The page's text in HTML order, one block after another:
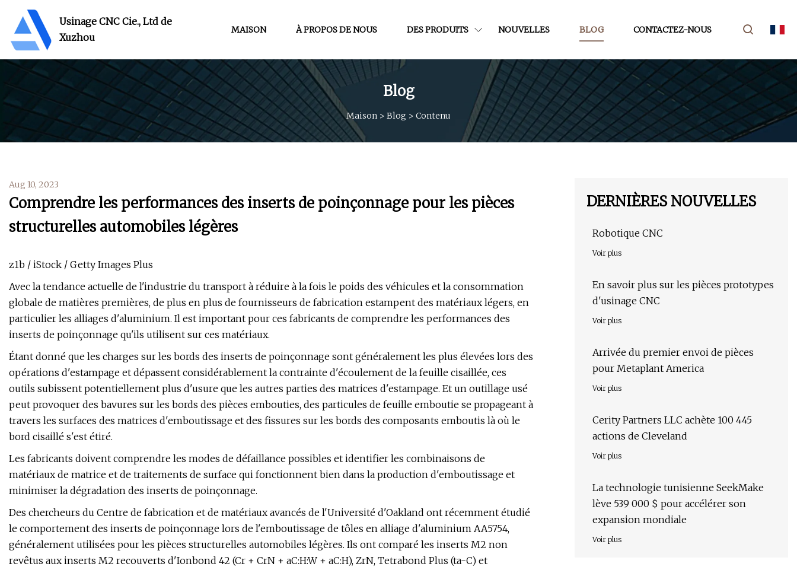
Usinage CNC Cie., Ltd de
Xuzhou
MAISON À PROPOS DE NOUS DES PRODUITS NOUVELLES BLOG CONTACTEZ-NOUS
Blog
Maison > Blog > Contenu
Aug 10, 2023
Comprendre les performances des inserts de poinçonnage pour les pièces
structurelles automobiles légères
z1b / iStock / Getty Images Plus
Avec la tendance actuelle de l'industrie du transport à réduire à la fois le poids des véhicules et la consommation
globale de matières premières, de plus en plus de fournisseurs de fabrication estampent des matériaux légers, en
particulier les alliages d'aluminium. Il est important pour ces fabricants de comprendre les performances des
inserts de poinçonnage qu'ils utilisent sur ces matériaux.
Étant donné que les charges sur les bords des inserts de poinçonnage sont généralement les plus élevées lors des
opérations d'estampage et dépassent considérablement la contrainte d'écoulement de la feuille cisaillée, ces
outils subissent potentiellement plus d'usure que les autres parties des matrices d'estampage. Et un outillage usé
peut provoquer des bavures sur les bords des pièces embouties, des particules de feuille emboutie se propageant à
travers les surfaces des matrices d'emboutissage et des fissures sur les bords des composants emboutis là où le
bord cisaillé s'est étiré.
Les fabricants doivent comprendre les modes de défaillance possibles et identifier les combinaisons de
matériaux de matrice et de traitements de surface qui fonctionnent bien dans la production d'emboutissage et
minimiser la dégradation des inserts de poinçonnage.
Des chercheurs du Centre de fabrication et de matériaux avancés de l'Université d'Oakland ont récemment étudié
le comportement des inserts de poinçonnage lors de l'emboutissage de tôles en alliage d'aluminium AA5754,
généralement utilisées pour les pièces structurelles automobiles légères. Ils ont comparé les inserts M2 non
revêtus aux inserts M2 recouverts d'Ionbond 42 (Cr + CrN + aC:H:W + aC:H), ZrN, Tetrabond Plus (ta-C) et
DERNIÈRES NOUVELLES
Robotique CNC
Voir plus
En savoir plus sur les pièces prototypes
d'usinage CNC
Voir plus
Arrivée du premier envoi de pièces
pour Metaplant America
Voir plus
Cerity Partners LLC achète 100 445
actions de Cleveland
Voir plus
La technologie tunisienne SeekMake
lève 539 000 $ pour accélérer son
expansion mondiale
Voir plus